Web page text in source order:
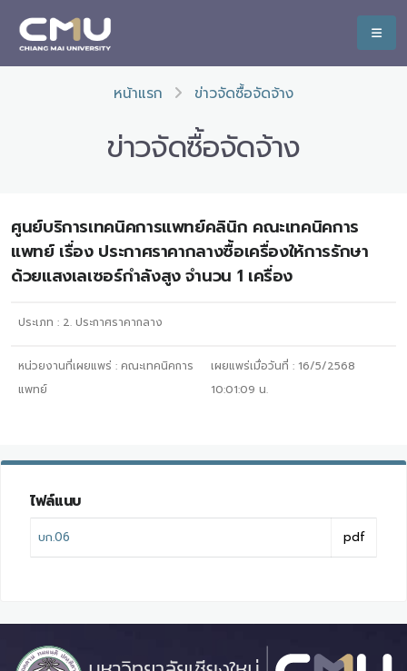
หน้าแรก ข่าวจัดซื้อจัดจ้าง
ข่าวจัดซื้อจัดจ้าง
ศูนย์บริการเทคนิคการแพทย์คลินิก คณะเทคนิคการ
แพทย์ เรื่อง ประกาศราคากลางซื้อเครื่องให้การรักษา
ด้วยแสงเลเซอร์กำลังสูง จำนวน 1 เครื่อง
ประเภท : 2. ประกาศราคากลาง
หน่วยงานที่เผยแพร่ : คณะเทคนิคการ
แพทย์
เผยแพร่เมื่อวันที่ : 16/5/2568
10:01:09 น.
ไฟล์แนบ
บก.06 pdf